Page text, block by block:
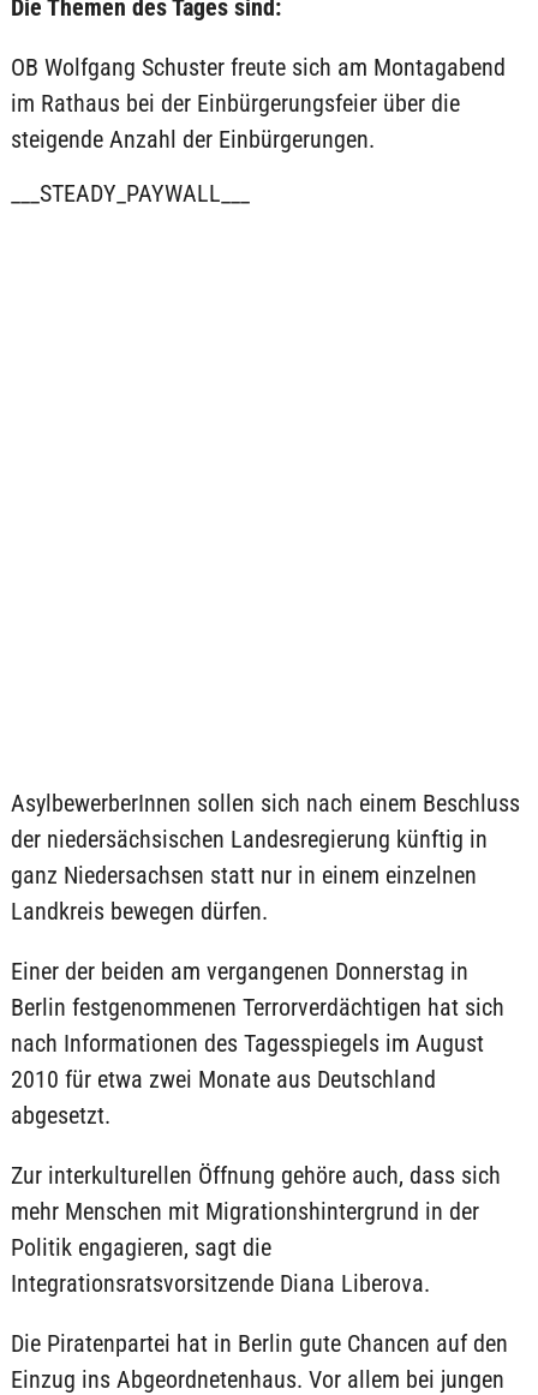
Die Themen des Tages sind:
OB Wolfgang Schuster freute sich am Montagabend
im Rathaus bei der Einbürgerungsfeier über die
steigende Anzahl der Einbürgerungen.
___STEADY_PAYWALL___
AsylbewerberInnen sollen sich nach einem Beschluss
der niedersächsischen Landesregierung künftig in
ganz Niedersachsen statt nur in einem einzelnen
Landkreis bewegen dürfen.
Einer der beiden am vergangenen Donnerstag in
Berlin festgenommenen Terrorverdächtigen hat sich
nach Informationen des Tagesspiegels im August
2010 für etwa zwei Monate aus Deutschland
abgesetzt.
Zur interkulturellen Öffnung gehöre auch, dass sich
mehr Menschen mit Migrationshintergrund in der
Politik engagieren, sagt die
Integrationsratsvorsitzende Diana Liberova.
Die Piratenpartei hat in Berlin gute Chancen auf den
Einzug ins Abgeordnetenhaus. Vor allem bei jungen